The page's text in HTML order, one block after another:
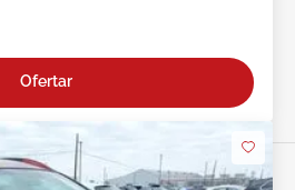
Ofertar